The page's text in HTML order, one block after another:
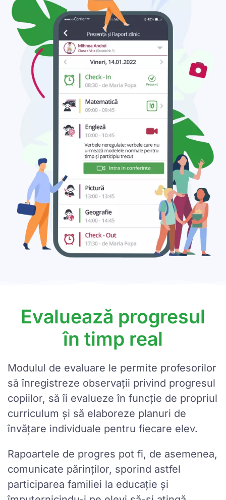
Evaluează progresul
în timp real
Modulul de evaluare le permite profesorilor
să înregistreze observații privind progresul
copiilor, să îi evalueze în funcție de propriul
curriculum și să elaboreze planuri de
învățare individuale pentru fiecare elev.
Rapoartele de progres pot fi, de asemenea,
comunicate părinților, sporind astfel
participarea familiei la educație și